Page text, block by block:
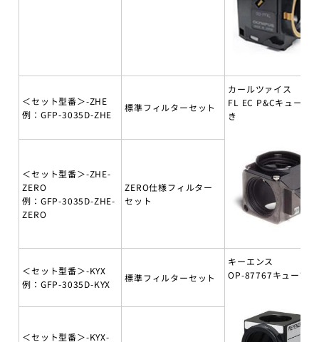
＜セット型番＞-ZHE
例：GFP-3035D-ZHE
標準フィルターセット
カールツァイス
FL EC P&Cキューブ
き
＜セット型番＞-ZHE-
ZERO
例：GFP-3035D-ZHE-
ZERO
ZERO仕様フィルター
セット
＜セット型番＞-KYX
例：GFP-3035D-KYX
標準フィルターセット
キーエンス
OP-87767キューブ付
＜セット型番＞-KYX-